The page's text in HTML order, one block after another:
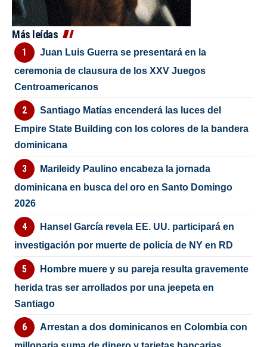
Más leídas
Juan Luis Guerra se presentará en la
ceremonia de clausura de los XXV Juegos
Centroamericanos
Santiago Matías encenderá las luces del
Empire State Building con los colores de la bandera
dominicana
Marileidy Paulino encabeza la jornada
dominicana en busca del oro en Santo Domingo
2026
Hansel García revela EE. UU. participará en
investigación por muerte de policía de NY en RD
Hombre muere y su pareja resulta gravemente
herida tras ser arrollados por una jeepeta en
Santiago
Arrestan a dos dominicanos en Colombia con